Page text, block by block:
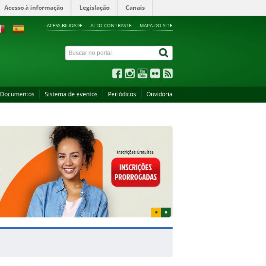
Acesso à informação Legislação Canais
ACESSIBILIDADE ALTO CONTRASTE MAPA DO SITE
Documentos Sistema de eventos Periódicos Ouvidoria